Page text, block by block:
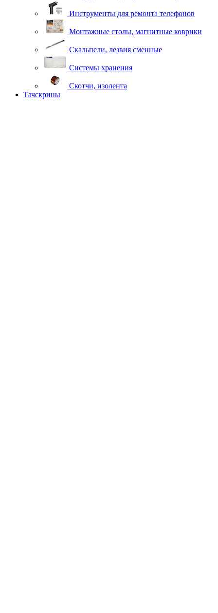
Инструменты для ремонта телефонов
Монтажные столы, магнитные коврики
Скальпели, лезвия сменные
Системы хранения
Скотчи, изолента
Тачскрины